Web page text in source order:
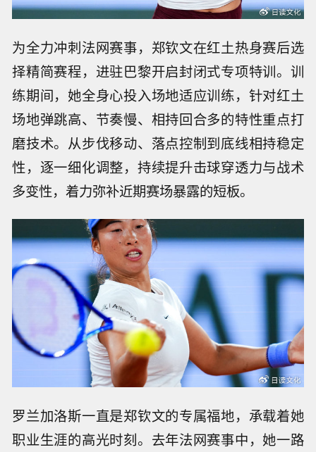
为全力冲刺法网赛事，郑钦文在红土热身赛后选
择精简赛程，进驻巴黎开启封闭式专项特训。训
练期间，她全身心投入场地适应训练，针对红土
场地弹跳高、节奏慢、相持回合多的特性重点打
磨技术。从步伐移动、落点控制到底线相持稳定
性，逐一细化调整，持续提升击球穿透力与战术
多变性，着力弥补近期赛场暴露的短板。
罗兰加洛斯一直是郑钦文的专属福地，承载着她
职业生涯的高光时刻。去年法网赛事中，她一路